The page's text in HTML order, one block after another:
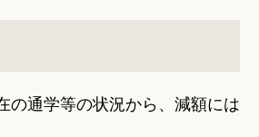
の通学等の状況から、減額には